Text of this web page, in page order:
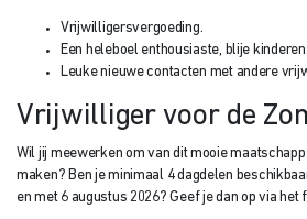
Vrijwilligersvergoeding.
Een heleboel enthousiaste, blije kinderen.
Leuke nieuwe contacten met andere
Vrijwilliger voor de
Wil jij meewerken om van dit mooie
maken? Ben je minimaal 4 dagdelen
en met 6 augustus 2026? Geef je dan op via het